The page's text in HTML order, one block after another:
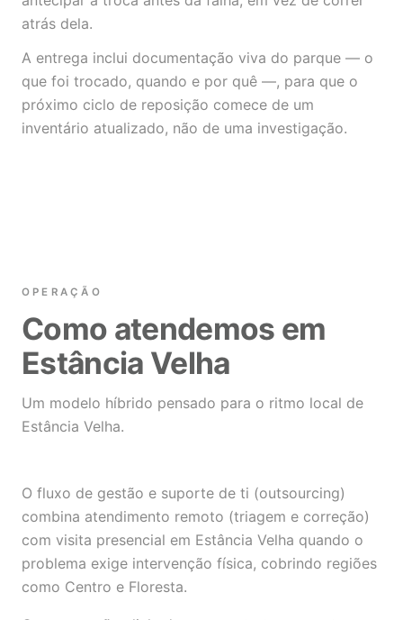
atrás dela.
A entrega inclui documentação viva do parque — o
que foi trocado, quando e por quê —, para que o
próximo ciclo de reposição comece de um
inventário atualizado, não de uma investigação.
OPERAÇÃO
Como atendemos em
Estância Velha
Um modelo híbrido pensado para o ritmo local de
Estância Velha.
O fluxo de gestão e suporte de ti (outsourcing)
combina atendimento remoto (triagem e correção)
com visita presencial em Estância Velha quando o
problema exige intervenção física, cobrindo regiões
como Centro e Floresta.